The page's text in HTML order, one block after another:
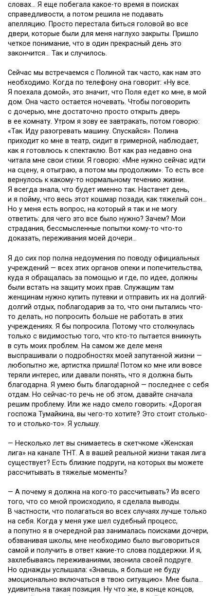
словах… Я еще побегала какое-то время в поисках
справедливости, а потом решила не подавать
апелляцию. Просто перестала биться головой во все
двери, которые были для меня наглухо закрыты. Пришло
четкое понимание, что в один прекрасный день это
закончится… Так и случилось.
Сейчас мы встречаемся с Полиной так часто, как нам это
необходимо. Когда по телефону она говорит: «Ну все.
Я поехала домой», это значит, что Поля едет ко мне, в мой
дом. Она часто остается ночевать. Чтобы поговорить
с дочерью, мне достаточно просто открыть дверь
в ее комнату. Утром я зову ее завтракать, потом говорю:
«Так. Иду разогревать машину. Спускайся». Полина
приходит ко мне в театр, сидит в гримерной, наблюдает,
как я готовлюсь к спектаклю. Вот как раз недавно она
читала мне свои стихи. Я говорю: «Мне нужно сейчас идти
на сцену, я отыграю, а потом мы продолжим». То есть все
вернулось к какому-то нормальному течению жизни.
Я всегда знала, что будет именно так. Настанет день,
и я пойму, что весь этот кошмар позади, как тяжелый сон…
Но у меня есть вопрос, на который я так и не могу
ответить: для чего это все было нужно? Зачем? Мои
страдания, бессмысленные попытки кому-то что-то
доказать, переживания моей дочери…
Я до сих пор полна недоумения по поводу официальных
учреждений — всех этих органов опеки и попечительства,
куда я обращалась за помощью и где, по идее, должны
были встать на защиту моих прав. Служащим там
женщинам нужно купить путевки и отправить их на долгий-
долгий отдых, поблагодарив за то, что они пытались что-
то делать, но попросить больше не работать в этих
учреждениях. Я бы попросила. Потому что столкнулась
только с видимостью того, что кто-то пытается вникнуть
в суть моих проблем. На самом же деле меня
выспрашивали о подробностях моей запутанной жизни —
любопытно же, артистка пришла! Потом ко мне или вовсе
теряли интерес, или давали понять, что я должна быть
благодарна. Я умею быть благодарной — последнее с себя
отдам. Но сейчас-то речь не об этом, давайте сначала
решим проблему. Или же надо смело говорить: «Дорогая
госпожа Тумайкина, вы чего-то хотите? Это стоит столько-
то и столько-то». Я услышу.
— Несколько лет вы снимаетесь в скетчкоме «Женская
лига» на канале ТНТ. А в вашей реальной жизни такая лига
существует? Есть близкие подруги, на которых вы можете
рассчитывать в тяжелые моменты?
— А почему я должна на кого-то рассчитывать? Из всего
того, что со мной происходило, я сделала выводы.
В частности, что полагаться во всех случаях лучше только
на себя. Когда у меня уже шел судебный процесс,
а попутно я в очередной раз занималась поисками дочери,
обзванивая школы, мне необходимо было выговориться
самой и получить в ответ какие-то слова поддержки. И я,
захлебываясь переживаниями, звонила своей подруге.
Но однажды услышала: «Знаешь, я больше не буду
эмоционально включаться в твою ситуацию». Мне была…
удивительна такая позиция. Ну что же, в конце концов,